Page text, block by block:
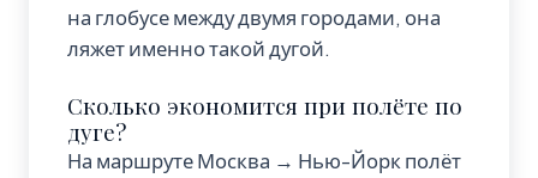
на глобусе между двумя городами, она
ляжет именно такой дугой.
Сколько экономится при полёте по
дуге?
На маршруте Москва → Нью-Йорк полёт